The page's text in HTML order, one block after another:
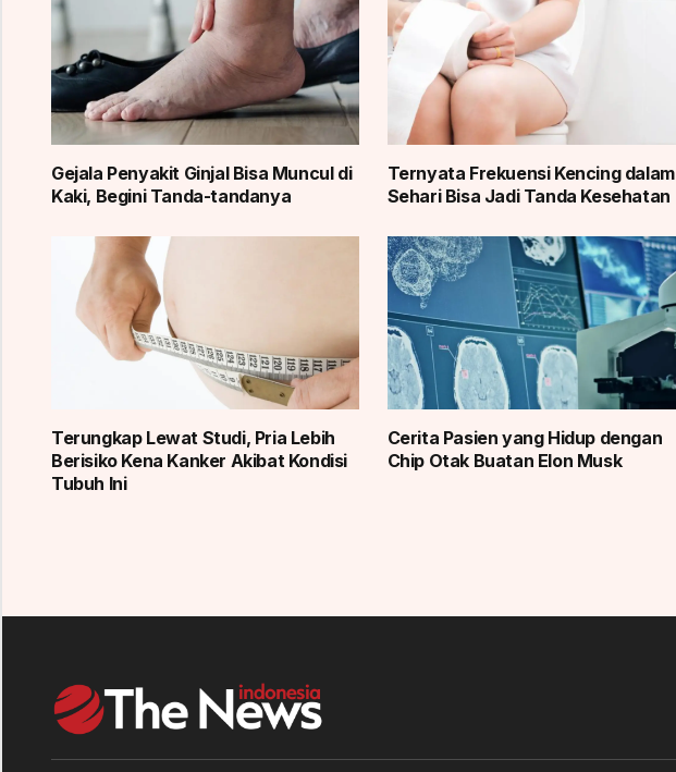
Gejala Penyakit Ginjal Bisa Muncul di
Kaki, Begini Tanda-tandanya
Ternyata Frekuensi Kencing dalam
Sehari Bisa Jadi Tanda Kesehatan
Terungkap Lewat Studi, Pria Lebih
Berisiko Kena Kanker Akibat Kondisi
Tubuh Ini
Cerita Pasien yang Hidup dengan
Chip Otak Buatan Elon Musk